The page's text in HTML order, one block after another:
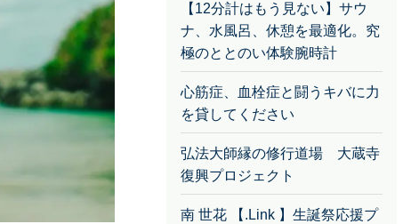
【12分計はもう見ない】サウ
ナ、水風呂、休憩を最適化。究
極のととのい体験腕時計
心筋症、血栓症と闘うキバに力
を貸してください
弘法大師縁の修行道場 大蔵寺
復興プロジェクト
南 世花 【.Link 】生誕祭応援プ